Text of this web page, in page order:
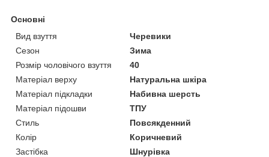
Основні
Вид взуття
Черевики
Сезон
Зима
Розмір чоловічого взуття
40
Матеріал верху
Натуральна шкіра
Матеріал підкладки
Набивна шерсть
Матеріал підошви
ТПУ
Стиль
Повсякденний
Колір
Коричневий
Застібка
Шнурівка